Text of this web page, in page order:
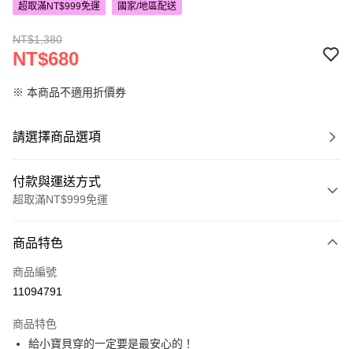
超取滿NT$999免運 國家/地區配送
NT$1,380
NT$680
※ 本商品不適用折價券
請選擇商品選項
付款與運送方式
超取滿NT$999免運
信用卡一次付款
信用卡分期付款
合作金庫商業銀行
6 期 0 利率 每期
商品特色
商品編號
11094791
商品特色
給小寶貝穿的一定要是最安心的！